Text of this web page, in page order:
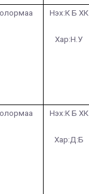
Нэх:К Б ХК
Хар:Н.У
Нэх:К Б ХК
Хар:Д:Б